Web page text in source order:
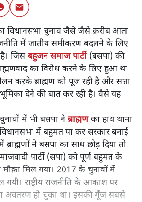
के प्रयोग को दोहराने की तैयारी कर रही
में प्रबुद्ध वर्ग सम्मेलन का आयोजन किया
सुप्रीमो मायावती ने ब्राह्मणों को
राज आया तो ब्राह्मण पर कोई अत्याचार
में ब्राह्मणों पर अत्याचार करने वाले
जाएगी।
विधानसभा चुनाव जैसे जैसे क़रीब आता
में जातीय समीकरण बदलने के लिए
है। जिसबहुजन समाज पार्टी (बसपा) की
का विरोध करने के लिए हुआ था
करके ब्राह्मण को पूज रही है और सत्ता